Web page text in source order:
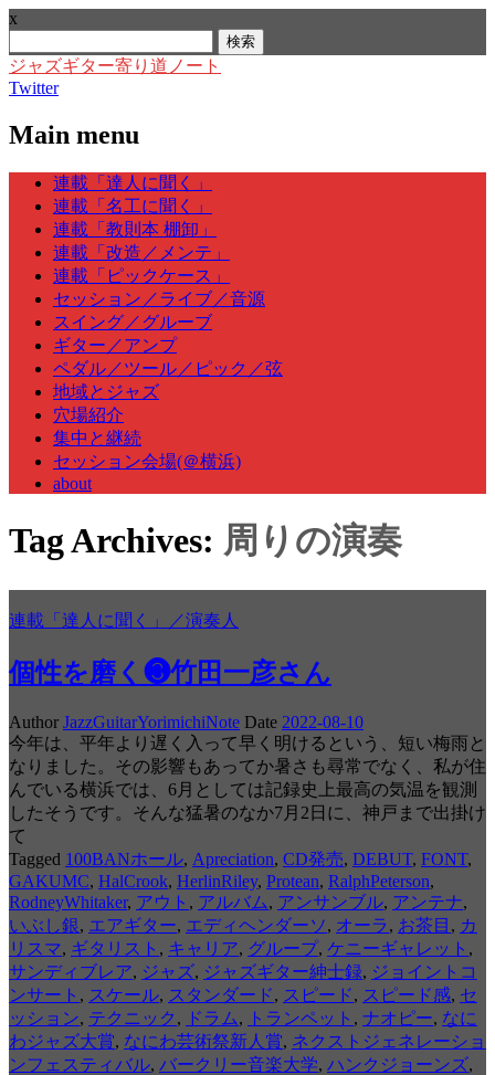
x
索:
ジャズギター寄り道ノート
Twitter
Main menu
Skip
content
連載「達人に聞く」
連載「名工に聞く」
連載「教則本 棚卸」
連載「改造／メンテ」
連載「ピックケース」
セッション／ライブ／音源
スイング／グルーブ
ギター／アンプ
ペダル／ツール／ピック／弦
地域とジャズ
穴場紹介
集中と継続
セッション会場(＠横浜)
about
Tag Archives: 周りの演奏
連載「達人に聞く」／演奏人
個性を磨く❸竹田一彦さん
Author JazzGuitarYorimichiNote Date 2022-08-10
今年は、平年より遅く入って早く明けるという、短い梅雨と
なりました。その影響もあってか暑さも尋常でなく、私が住
んでいる横浜では、6月としては記録史上最高の気温を観測
したそうです。そんな猛暑のなか7月2日に、神戸まで出掛け
て
Tagged 100BANホール, Apreciation, CD発売, DEBUT, FONT,
GAKUMC, HalCrook, HerlinRiley, Protean, RalphPeterson,
RodneyWhitaker, アウト , アルバム, アンサンブル, アンテナ,
いぶし銀, エアギター, エディヘンダーソ, オーラ, お茶目 , カ
リスマ, ギタリスト , キャリア, グループ, ケニーギャレット ,
サンディブレア, ジャズ, ジャズギター紳士録, ジョイントコ
ンサート , スケール, スタンダード, スピード, スピード感, セ
ッション, テクニック , ドラム, トランペット , ナオピー, なに
わジャズ大賞, なにわ芸術祭新人賞, ネクストジェネレーショ
ンフェスティバル, バークリー音楽大学, ハンクジョーンズ,